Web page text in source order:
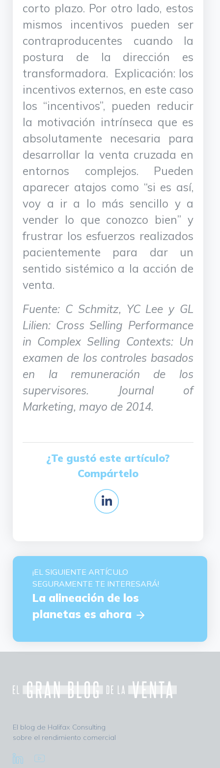
corto plazo. Por otro lado, estos
mismos incentivos pueden ser
contraproducentes cuando la
postura de la dirección es
transformadora. Explicación: los
incentivos externos, en este caso
los “incentivos”, pueden reducir
la motivación intrínseca que es
absolutamente necesaria para
desarrollar la venta cruzada en
entornos complejos. Pueden
aparecer atajos como “si es así,
voy a ir a lo más sencillo y a
vender lo que conozco bien” y
frustrar los esfuerzos realizados
pacientemente para dar un
sentido sistémico a la acción de
venta.
Fuente: C Schmitz, YC Lee y GL
Lilien: Cross Selling Performance
in Complex Selling Contexts: Un
examen de los controles basados
en la remuneración de los
supervisores. Journal of
Marketing, mayo de 2014.
¿Te gustó este artículo?
Compártelo
¡EL SIGUIENTE ARTÍCULO
SEGURAMENTE TE INTERESARÁ!
La alineación de los
planetas es ahora
El blog de Halifax Consulting
sobre el rendimiento comercial